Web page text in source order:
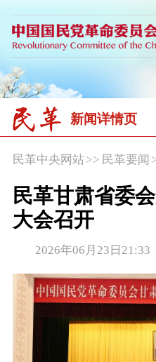
新闻详情页
民革中央网站>> 民革要闻
民革甘肃省委
大会召开
2026年06月23日21:33